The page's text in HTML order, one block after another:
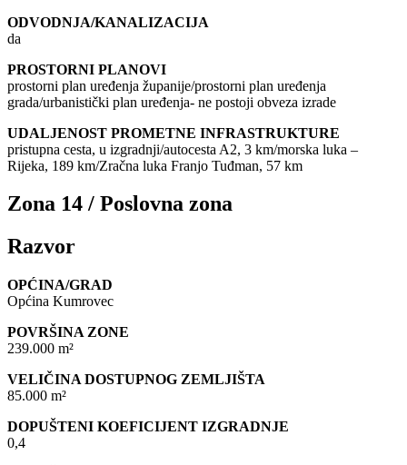
ODVODNJA/KANALIZACIJA
da
PROSTORNI PLANOVI
prostorni plan uređenja županije/prostorni plan uređenja
grada/urbanistički plan uređenja- ne postoji obveza izrade
UDALJENOST PROMETNE INFRASTRUKTURE
pristupna cesta, u izgradnji/autocesta A2, 3 km/morska luka –
Rijeka, 189 km/Zračna luka Franjo Tuđman, 57 km
Zona 14 / Poslovna zona
Razvor
OPĆINA/GRAD
Općina Kumrovec
POVRŠINA ZONE
239.000 m²
VELIČINA DOSTUPNOG ZEMLJIŠTA
85.000 m²
DOPUŠTENI KOEFICIJENT IZGRADNJE
0,4